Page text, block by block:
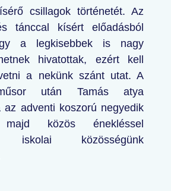
csillagok történetét. Az
tánccal kísért előadásból
a legkisebbek is nagy
hivatottak, ezért kell
a nekünk szánt utat. A
után Tamás atya
az adventi koszorú negyedik
majd közös énekléssel
iskolai közösségünk